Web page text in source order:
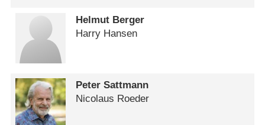
Helmut Berger
Harry Hansen
Peter Sattmann
Nicolaus Roeder